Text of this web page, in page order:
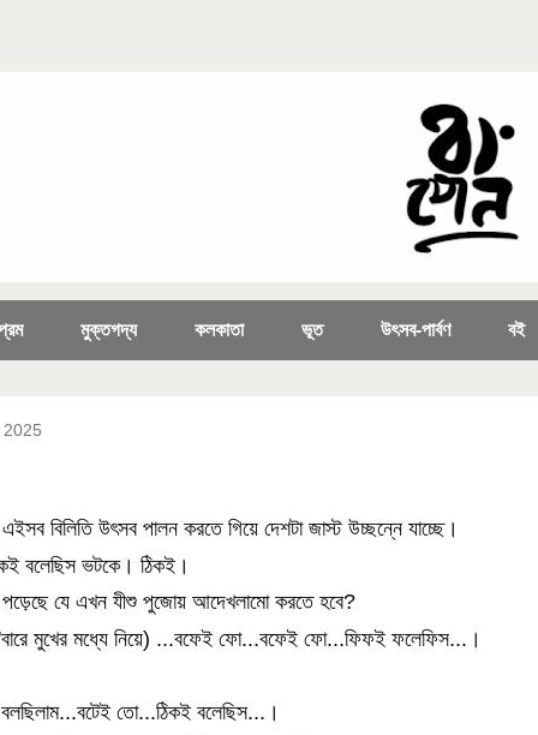
মুক্তগদ্য কলকাতা ভূত উৎসব-পার্বণ বই
বিলিতি উৎসব পালন করতে গিয়ে দেশটা জাস্ট উচ্ছন্নে যাচ্ছে।
বলেছিস ভটকে। ঠিকই।
যে এখন যীশু পুজোয় আদেখলামো করতে হবে?
মুখের মধ্যে নিয়ে) ...বফেই ফো...বফেই ফো...ফিফই ফলেফিস...।
তো...ঠিকই বলেছিস...।